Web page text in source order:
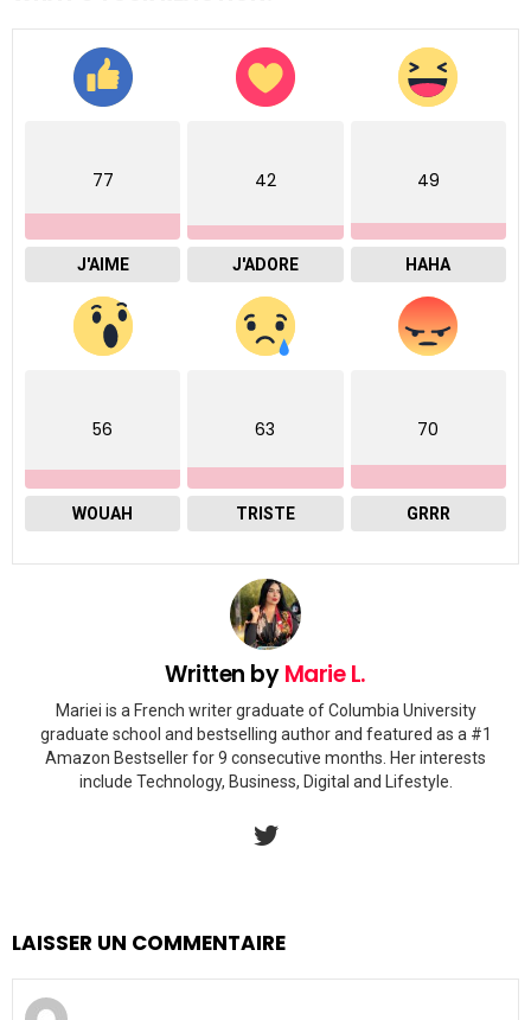
77
J'AIME
42
J'ADORE
49
HAHA
56
WOUAH
63
TRISTE
70
GRRR
Written byMarie L.
Mariei is a French writer graduate of Columbia University
graduate school and bestselling author and featured as a #1
Amazon Bestseller for 9 consecutive months. Her interests
include Technology, Business, Digital and Lifestyle.
LAISSER UN COMMENTAIRE